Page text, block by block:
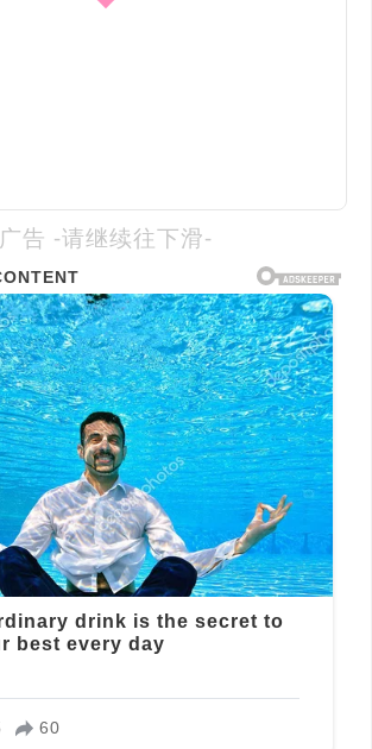
广告 -请继续往下滑-